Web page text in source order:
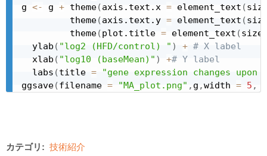
g <- g + theme(axis.text.x = element_text (
         theme
(axis.text.y = element_text (
         theme
(plot.title = element_text (size
  ylab
( "log2 (HFD/control) " ) + # X label
  xlab
( "log10 (baseMean)" ) +# Y label
  labs
(title =
"gene expression changes upon
ggsave(filename = "MA_plot.png" , g ,width = 5 ,
カテゴリ: 技術紹介